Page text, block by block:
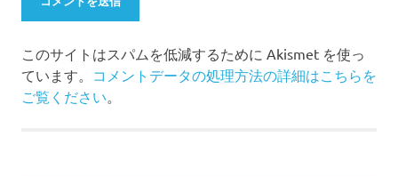
このサイトはスパムを低減するために Akismet を使っ
ています。 コメントデータの処理方法の詳細はこちらを
ご覧ください。